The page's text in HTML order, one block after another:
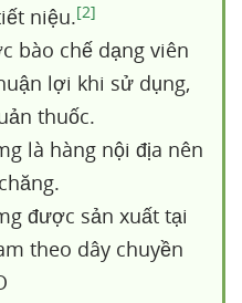
niệu.[2]
bào chế dạng viên
lợi khi sử dụng,
thuốc.
là hàng nội địa nên
được sản xuất tại
theo dây chuyền